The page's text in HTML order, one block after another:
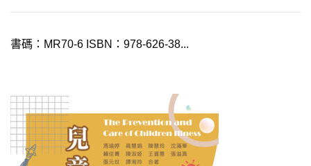
書碼：MR70-6 ISBN：978-626-38...